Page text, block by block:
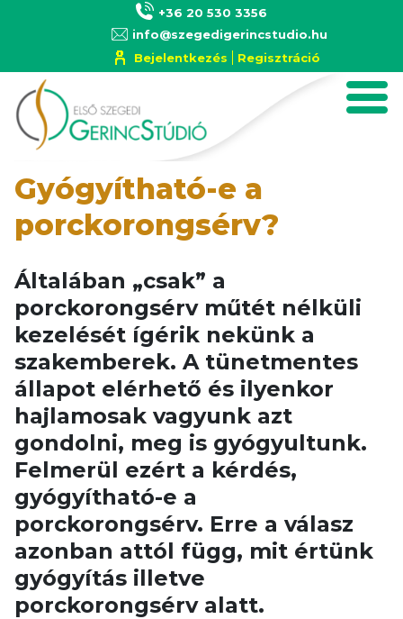
Skip to main content
+36 20 530 3356
info@szegedigerincstudio.hu
Bejelentkezés
Regisztráció
Gyógyítható-e a
porckorongsérv?
Általában „csak” a
porckorongsérv műtét nélküli
kezelését ígérik nekünk a
szakemberek. A tünetmentes
állapot elérhető és ilyenkor
hajlamosak vagyunk azt
gondolni, meg is gyógyultunk.
Felmerül ezért a kérdés,
gyógyítható-e a
porckorongsérv. Erre a válasz
azonban attól függ, mit értünk
gyógyítás illetve
porckorongsérv alatt.